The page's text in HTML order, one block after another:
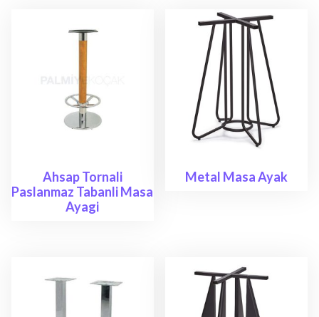
Ahsap Tornali
Paslanmaz Tabanli Masa
Ayagi
Metal Masa Ayak